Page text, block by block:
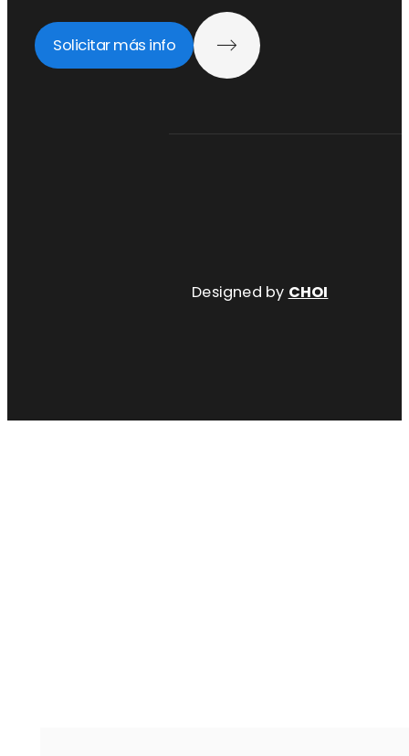
Solicitar más info
Designed by CHOI